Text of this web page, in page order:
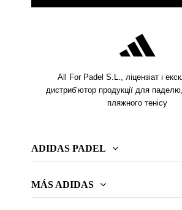
All For Padel S.L., ліцензіат і
дистриб’ютор продукції для
пляжного тенісу
ADIDAS PADEL
MÁS ADIDAS